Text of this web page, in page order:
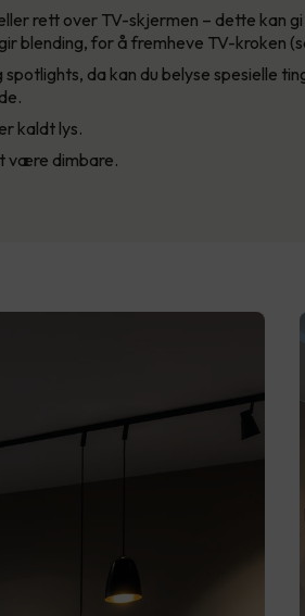
rett over TV-skjermen – dette kan gi
blending, for å fremheve TV-kroken
da kan du belyse spesielle
kaldt lys.
være dimbare.